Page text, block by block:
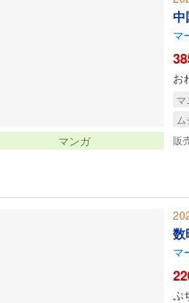
マンガ
中
マ
お
販
数
マ
ぷ